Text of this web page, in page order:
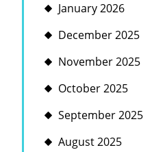
January 2026
December 2025
November 2025
October 2025
September 2025
August 2025